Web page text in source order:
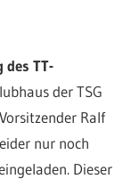
des TT-
der TSG
Ralf
nur noch
Dieser